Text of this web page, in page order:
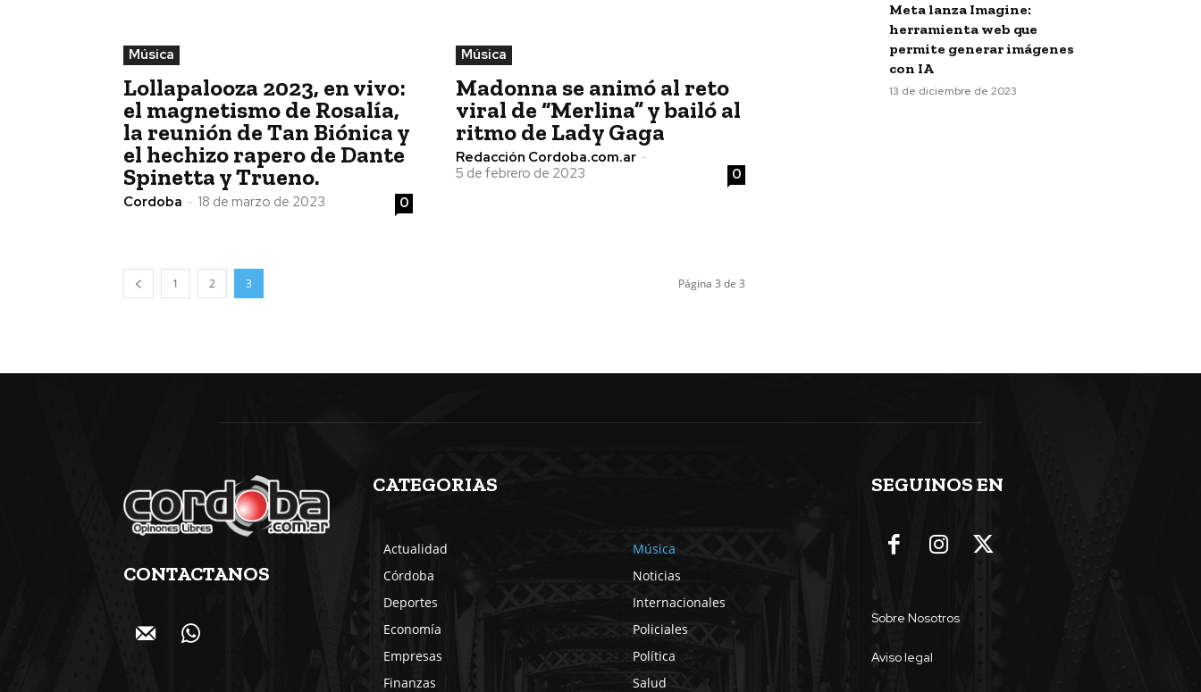
Música
Lollapalooza 2023, en vivo:
el magnetismo de Rosalía,
la reunión de Tan Biónica y
el hechizo rapero de Dante
Spinetta y Trueno.
Cordoba - 18 de marzo de 2023 0
Música
Madonna se animó al reto
viral de “Merlina” y bailó al
ritmo de Lady Gaga
Redacción Cordoba.com.ar -
5 de febrero de 2023
0
1 2 3 Página 3 de 3
Meta lanza Imagine:
herramienta web que
permite generar imágenes
con IA
13 de diciembre de 2023
CONTACTANOS
CATEGORIAS
Actualidad
Córdoba
Deportes
Economía
Empresas
Finanzas
Música
Noticias
Internacionales
Policiales
Política
Salud
SEGUINOS EN
Sobre Nosotros
Aviso legal